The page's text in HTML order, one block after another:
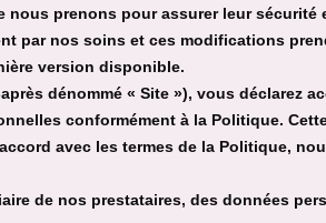
prenons pour assurer leur sécurité
par nos soins et ces modifications
version disponible.
dénommé « Site »), vous déclarez
conformément à la Politique.
avec les termes de la Politique,
de nos prestataires, des données